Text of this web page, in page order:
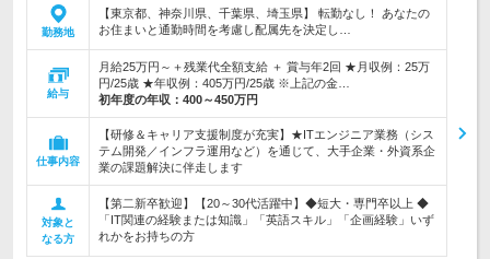
勤務地
【東京都、神奈川県、千葉県、埼玉県】 転勤なし！ あなたの
お住まいと通勤時間を考慮し配属先を決定し…
給与
月給25万円～＋残業代全額支給 ＋ 賞与年2回 ★月収例：25万
円/25歳 ★年収例：405万円/25歳 ※上記の金…
初年度の年収： 400～450万円
仕事内容
【研修＆キャリア支援制度が充実】★ITエンジニア業務（シス
テム開発／インフラ運用など）を通じて、大手企業・外資系企
業の課題解決に伴走します
対象と
なる方
【第二新卒歓迎】【20～30代活躍中】◆短大・専門卒以上 ◆
「IT関連の経験または知識」「英語スキル」「企画経験」いず
れかをお持ちの方